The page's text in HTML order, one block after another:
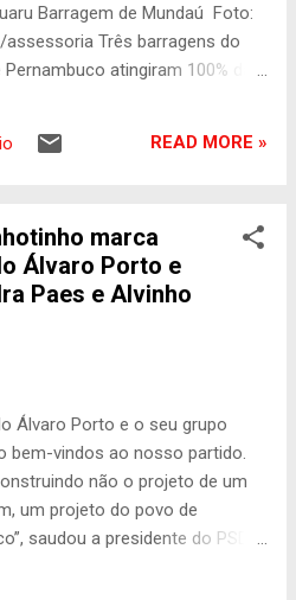
Sandra Paes, além de
diretoria da SSM Brasil.
a empresa gera 351 postos de
estado. "Estamos trabalhando
Barragem de Mundaú Foto:
assessoria Três barragens do
atingiram 100% da
com a Companhia
Mundaú, da Bacia do Rio
Garanhuns Barragem da
Bacia do Rio Ipanema, em
READ MORE »
marca
Álvaro Porto e
Paes e Alvinho
Álvaro Porto e o seu grupo
bem-vindos ao nosso partido.
não o projeto de um
um projeto do povo de
saudou a presidente do PSDB